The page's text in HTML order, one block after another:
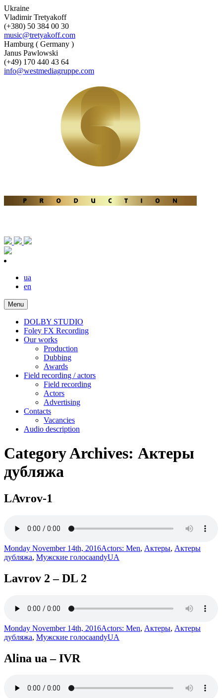
Ukraine
Vladimir Tretyakoff
(+380) 50 384 00 30
music@tretyakoff.com
Hamburg ( Germany )
Janus Pawlowski
(+49) 170 440 43 64
info@westmediagruppe.com
ua
en
Menu
DOLBY STUDIO
Foley FX Recording
Our works
Production
Dubbing
Awards
Field recording / actors
Field recording
Actors
Advertising
Contacts
Vacancies
Audio description
Category Archives: Актеры
дубляжа
LAvrov-1
Monday November 14th, 2016Actors: Men, Актеры, Актеры
дубляжа, Мужские голосаandyUA
Lavrov 2 – DL 2
Monday November 14th, 2016Actors: Men, Актеры, Актеры
дубляжа, Мужские голосаandyUA
Alina ua – IVR